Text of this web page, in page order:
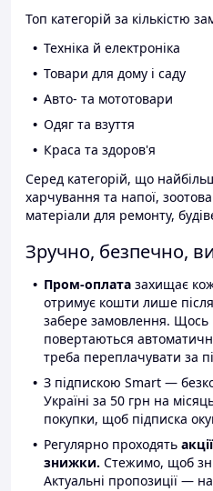
Топ категорій за кількістю
Техніка й електроніка
Товари для дому і саду
Авто- та мототовари
Одяг та взуття
Краса та здоров'я
Серед категорій, що
харчування та напої,
матеріали для ремонту,
Зручно, безпечно,
Пром-оплата захищає
отримує кошти лише
забере замовлення. Щось
повертаються
треба переплачувати за
З підпискою Smart —
Україні за 50 грн на
покупки, щоб підписка
Регулярно проходять
знижки. Стежимо, щоб
Актуальні пропозиції —